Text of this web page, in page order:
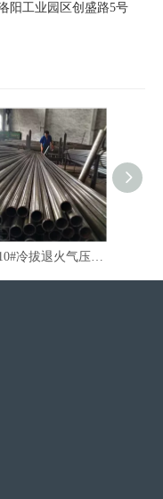
工业园区创盛路5号
现货10#冷拔退火气压棒无缝管